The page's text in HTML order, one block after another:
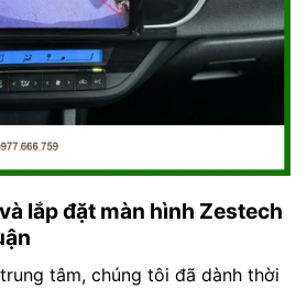
lắp đặt màn hình Zestech
tâm, chúng tôi đã dành thời